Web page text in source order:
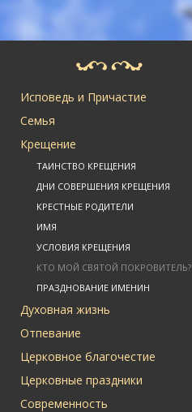
Исповедь и Причастие
Семья
Крещение
ТАИНСТВО КРЕЩЕНИЯ
ДНИ СОВЕРШЕНИЯ КРЕЩЕНИЯ
КРЕСТНЫЕ РОДИТЕЛИ
ИМЯ
УСЛОВИЯ КРЕЩЕНИЯ
КТО МОЙ СВЯТОЙ ПОКРОВИТЕЛЬ?
ПРАЗДНОВАНИЕ ИМЕНИН
Духовная жизнь
Отпевание
Церковное благочестие
Церковные праздники
Современность